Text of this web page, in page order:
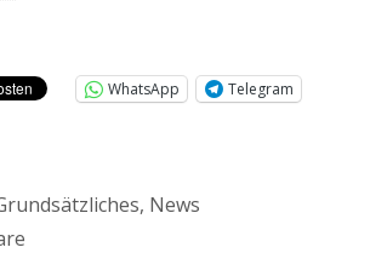
WhatsApp
Telegram
, News